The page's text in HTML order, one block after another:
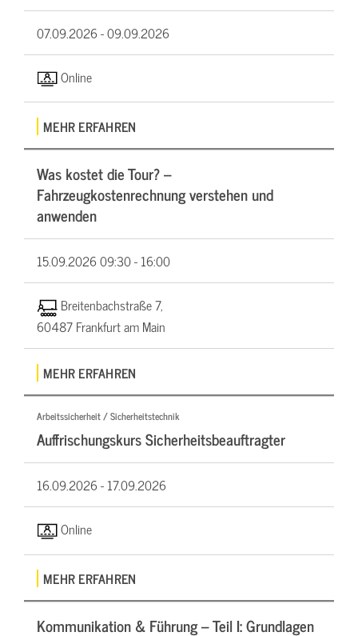
07.09.2026 -09.09.2026
Online
MEHR ERFAHREN
Was kostet die Tour? –
Fahrzeugkostenrechnung verstehen und
anwenden
15.09.202609:30 - 16:00
Breitenbachstraße 7,
60487 Frankfurt am Main
MEHR ERFAHREN
Arbeitssicherheit / Sicherheitstechnik
Auffrischungskurs Sicherheitsbeauftragter
16.09.2026 -17.09.2026
Online
MEHR ERFAHREN
Kommunikation & Führung – Teil I: Grundlagen